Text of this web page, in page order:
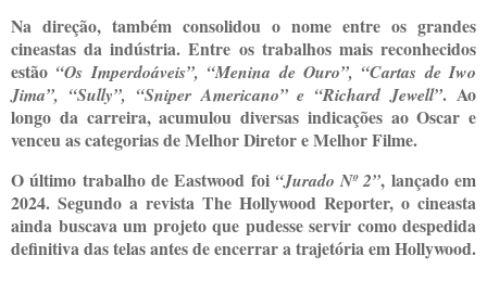
Na direção, também consolidou o nome entre os grandes
cineastas da indústria. Entre os trabalhos mais reconhecidos
estão “Os Imperdoáveis”, “Menina de Ouro”, “Cartas de Iwo
Jima”, “Sully”, “Sniper Americano” e “Richard Jewell”. Ao
longo da carreira, acumulou diversas indicações ao Oscar e
venceu as categorias de Melhor Diretor e Melhor Filme.
O último trabalho de Eastwood foi“Jurado Nº 2”, lançado em
2024. Segundo a revista The Hollywood Reporter, o cineasta
ainda buscava um projeto que pudesse servir como despedida
definitiva das telas antes de encerrar a trajetória em Hollywood.